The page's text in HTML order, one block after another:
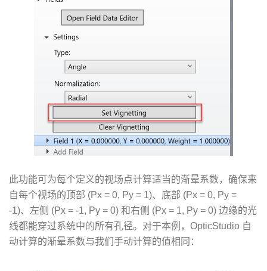
此功能可为每个定义的视场点计算适当的渐晕系数，确保来
自每个视场的顶部 (Px = 0, Py = 1)、底部 (Px = 0, Py =
-1)、左侧 (Px = -1, Py = 0) 和右侧 (Px = 1, Py = 0) 边缘的光
线都能穿过系统中的所有孔径。对于本例，OpticStudio 自
动计算的渐晕系数与我们手动计算的值相同：